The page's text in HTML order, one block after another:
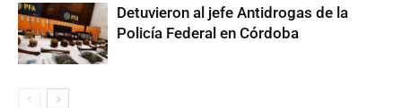
Detuvieron al jefe Antidrogas de la
Policía Federal en Córdoba